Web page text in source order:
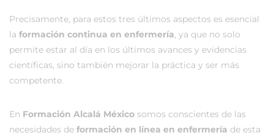
Precisamente, para estos tres últimos aspectos es esencial
la formación continua en enfermería, ya que no solo
permite estar al día en los últimos avances y evidencias
científicas, sino también mejorar la práctica y ser más
competente.
En Formación Alcalá México somos conscientes de las
necesidades de formación en línea en enfermería de esta